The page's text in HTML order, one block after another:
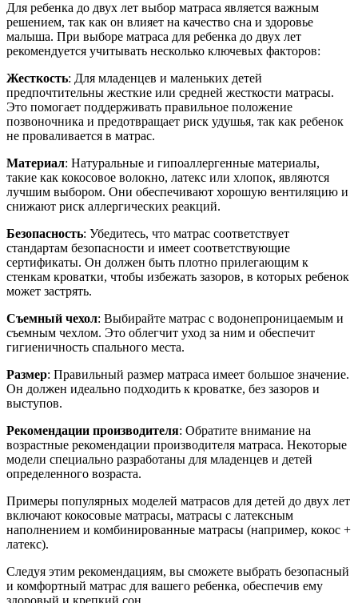
Для ребенка до двух лет выбор матраса является важным
решением, так как он влияет на качество сна и здоровье
малыша. При выборе матраса для ребенка до двух лет
рекомендуется учитывать несколько ключевых факторов:
Жесткость: Для младенцев и маленьких детей
предпочтительны жесткие или средней жесткости матрасы.
Это помогает поддерживать правильное положение
позвоночника и предотвращает риск удушья, так как ребенок
не проваливается в матрас.
Материал: Натуральные и гипоаллергенные материалы,
такие как кокосовое волокно, латекс или хлопок, являются
лучшим выбором. Они обеспечивают хорошую вентиляцию и
снижают риск аллергических реакций.
Безопасность: Убедитесь, что матрас соответствует
стандартам безопасности и имеет соответствующие
сертификаты. Он должен быть плотно прилегающим к
стенкам кроватки, чтобы избежать зазоров, в которых ребенок
может застрять.
Съемный чехол: Выбирайте матрас с водонепроницаемым и
съемным чехлом. Это облегчит уход за ним и обеспечит
гигиеничность спального места.
Размер: Правильный размер матраса имеет большое значение.
Он должен идеально подходить к кроватке, без зазоров и
выступов.
Рекомендации производителя: Обратите внимание на
возрастные рекомендации производителя матраса. Некоторые
модели специально разработаны для младенцев и детей
определенного возраста.
Примеры популярных моделей матрасов для детей до двух лет
включают кокосовые матрасы, матрасы с латексным
наполнением и комбинированные матрасы (например, кокос +
латекс).
Следуя этим рекомендациям, вы сможете выбрать безопасный
и комфортный матрас для вашего ребенка, обеспечив ему